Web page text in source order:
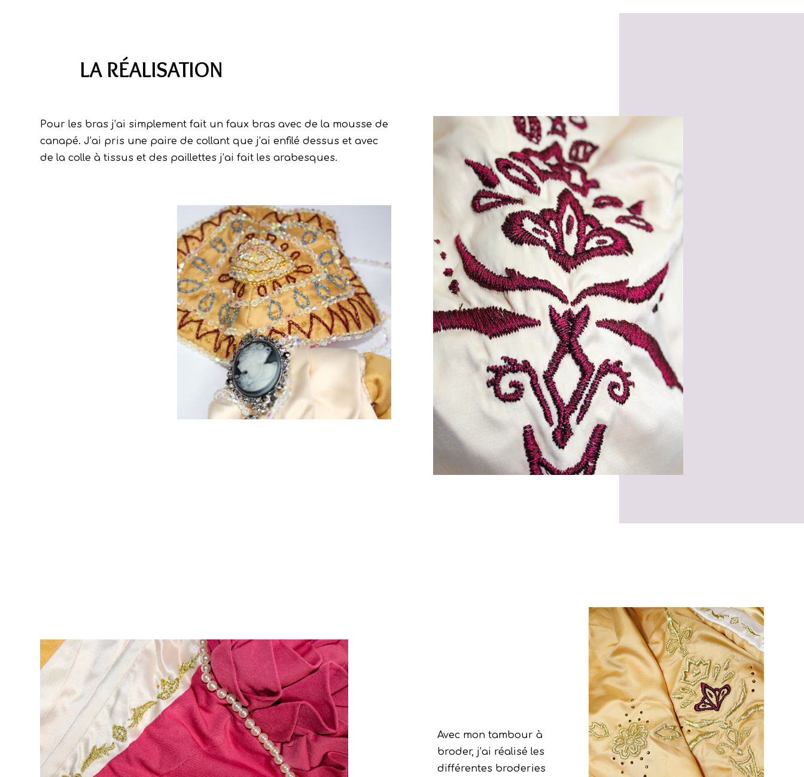
LA RÉALISATION
Pour les bras j’ai simplement fait un faux bras avec de la mousse de
canapé. J’ai pris une paire de collant que j’ai enfilé dessus et avec
de la colle à tissus et des paillettes j’ai fait les arabesques.
Avec mon tambour à
broder, j’ai réalisé les
différentes broderies